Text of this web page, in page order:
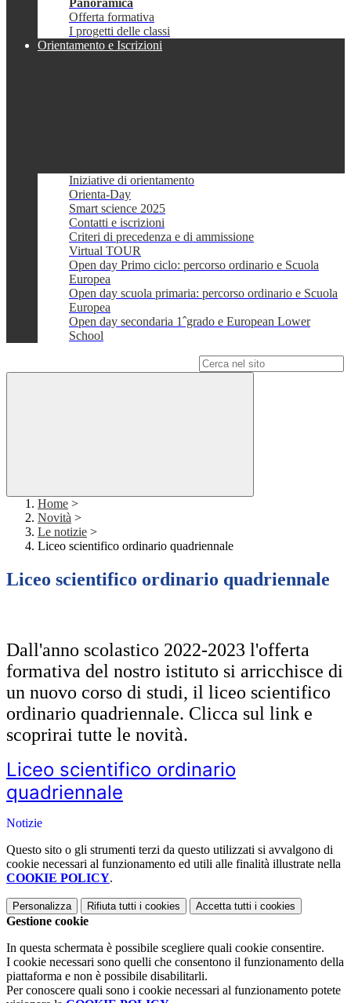
Panoramica
Offerta formativa
I progetti delle classi
Orientamento e Iscrizioni
Iniziative di orientamento
Orienta-Day
Smart science 2025
Contatti e iscrizioni
Criteri di precedenza e di ammissione
Virtual TOUR
Open day Primo ciclo: percorso ordinario e Scuola
Europea
Open day scuola primaria: percorso ordinario e Scuola
Europea
Open day secondaria 1ˆgrado e European Lower
School
Home >
Novità >
Le notizie >
Liceo scientifico ordinario quadriennale
Liceo scientifico ordinario quadriennale
Dall'anno scolastico 2022-2023 l'offerta
formativa del nostro istituto si arricchisce di
un nuovo corso di studi, il liceo scientifico
ordinario quadriennale. Clicca sul link e
scoprirai tutte le novità.
Liceo scientifico ordinario
quadriennale
Notizie
Questo sito o gli strumenti terzi da questo utilizzati si avvalgono di
cookie necessari al funzionamento ed utili alle finalità illustrate nella
COOKIE POLICY.
Personalizza Rifiuta tutti i cookies Accetta tutti i cookies
Gestione cookie
In questa schermata è possibile scegliere quali cookie consentire.
I cookie necessari sono quelli che consentono il funzionamento della
piattaforma e non è possibile disabilitarli.
Per conoscere quali sono i cookie necessari al funzionamento potete